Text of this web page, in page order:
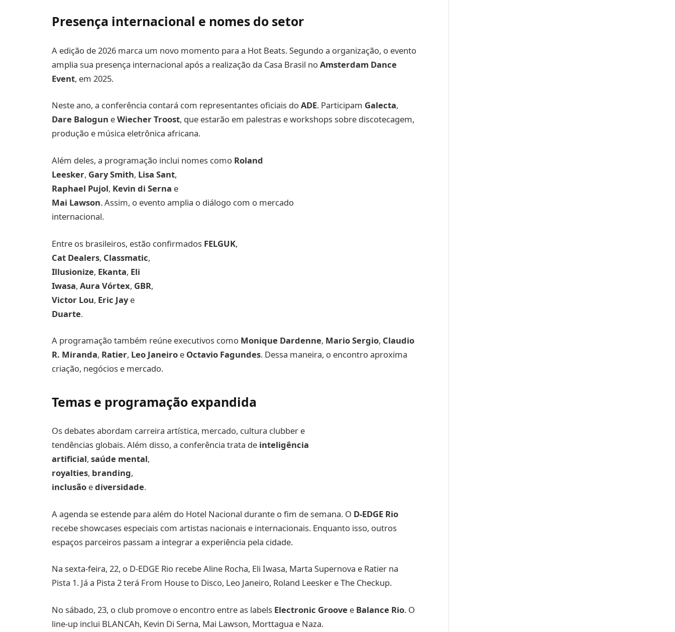
Presença internacional e nomes do setor
A edição de 2026 marca um novo momento para a Hot Beats. Segundo a organização, o evento
amplia sua presença internacional após a realização da Casa Brasil noAmsterdam Dance
Event, em 2025.
Neste ano, a conferência contará com representantes oficiais doADE. Participam Galecta,
Dare Balogun eWiecher Troost, que estarão em palestras e workshops sobre discotecagem,
produção e música eletrônica africana.
Além deles, a programação inclui nomes como Roland
Leesker, Gary Smith, Lisa Sant,
Raphael Pujol, Kevin di Serna e
Mai Lawson. Assim, o evento amplia o diálogo com o mercado
internacional.
Entre os brasileiros, estão confirmados FELGUK,
Cat Dealers, Classmatic,
Illusionize, Ekanta, Eli
Iwasa, Aura Vórtex, GBR,
Victor Lou, Eric Jaye
Duarte.
A programação também reúne executivos como Monique Dardenne, Mario Sergio, Claudio
R. Miranda, Ratier, Leo Janeiro e Octavio Fagundes. Dessa maneira, o encontro aproxima
criação, negócios e mercado.
Temas e programação expandida
Os debates abordam carreira artística, mercado, cultura clubber e
tendências globais. Além disso, a conferência trata de inteligência
artificial, saúde mental,
royalties, branding,
inclusão ediversidade.
A agenda se estende para além do Hotel Nacional durante o fim de semana. O D-EDGE Rio
recebe showcases especiais com artistas nacionais e internacionais. Enquanto isso, outros
espaços parceiros passam a integrar a experiência pela cidade.
Na sexta-feira, 22, o D-EDGE Rio recebe Aline Rocha, Eli Iwasa, Marta Supernova e Ratier na
Pista 1. Já a Pista 2 terá From House to Disco, Leo Janeiro, Roland Leesker e The Checkup.
No sábado, 23, o club promove o encontro entre as labels Electronic Groove e Balance Rio. O
line-up inclui BLANCAh, Kevin Di Serna, Mai Lawson, Morttagua e Naza.